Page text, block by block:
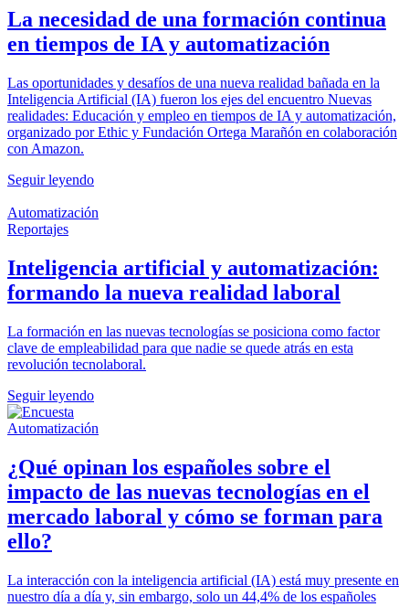
La necesidad de una formación continua
en tiempos de IA y automatización
Las oportunidades y desafíos de una nueva realidad bañada en la
Inteligencia Artificial (IA) fueron los ejes del encuentro Nuevas
realidades: Educación y empleo en tiempos de IA y automatización,
organizado por Ethic y Fundación Ortega Marañón en colaboración
con Amazon.
Seguir leyendo
Automatización
Reportajes
Inteligencia artificial y automatización:
formando la nueva realidad laboral
La formación en las nuevas tecnologías se posiciona como factor
clave de empleabilidad para que nadie se quede atrás en esta
revolución tecnolaboral.
Seguir leyendo
Automatización
¿Qué opinan los españoles sobre el
impacto de las nuevas tecnologías en el
mercado laboral y cómo se forman para
ello?
La interacción con la inteligencia artificial (IA) está muy presente en
nuestro día a día y, sin embargo, solo un 44,4% de los españoles